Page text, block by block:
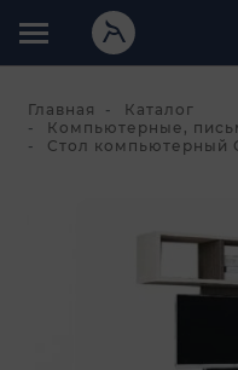
Главная
Каталог
Компьютерные,
Стол компьютерный